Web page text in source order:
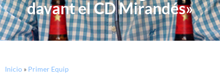
davant el CD Mirandés»
Inicio » Primer Equip